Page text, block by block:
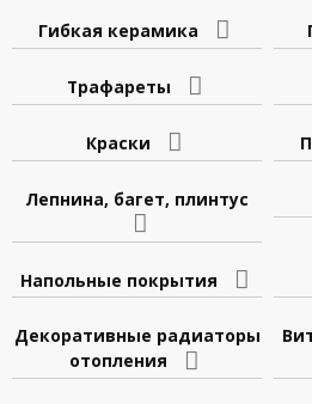
Гибкая керамика
Трафареты
Краски
Лепнина, багет, плинтус
Напольные покрытия
Декоративные радиаторы
отопления